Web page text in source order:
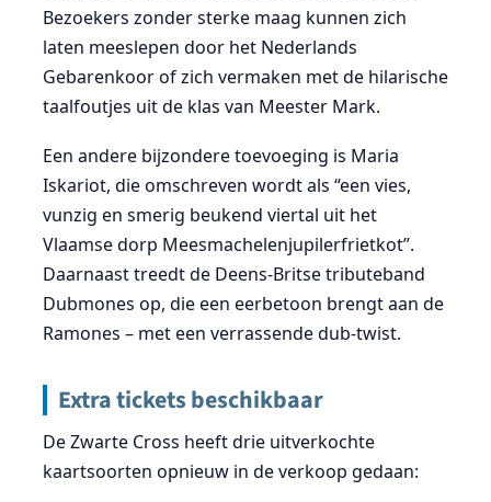
Bezoekers zonder sterke maag kunnen zich
laten meeslepen door het Nederlands
Gebarenkoor of zich vermaken met de hilarische
taalfoutjes uit de klas van Meester Mark.
Een andere bijzondere toevoeging is Maria
Iskariot, die omschreven wordt als “een vies,
vunzig en smerig beukend viertal uit het
Vlaamse dorp Meesmachelenjupilerfrietkot”.
Daarnaast treedt de Deens-Britse tributeband
Dubmones op, die een eerbetoon brengt aan de
Ramones – met een verrassende dub-twist.
Extra tickets beschikbaar
De Zwarte Cross heeft drie uitverkochte
kaartsoorten opnieuw in de verkoop gedaan: